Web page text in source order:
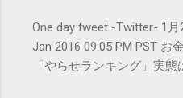
One day tweet -Twitter- 1
Jan 2016 09:05 PM PST
「やらせランキング」実